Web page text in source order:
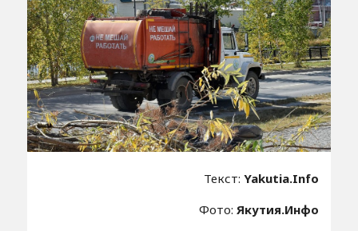
Текст:Yakutia.Info
Фото:Якутия.Инфо